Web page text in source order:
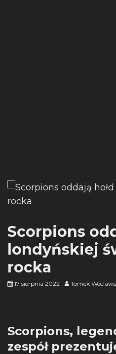
Scorpions
londyńskiej
rocka
17 sierpnia 2022 Tomek
Scorpions,
zespół